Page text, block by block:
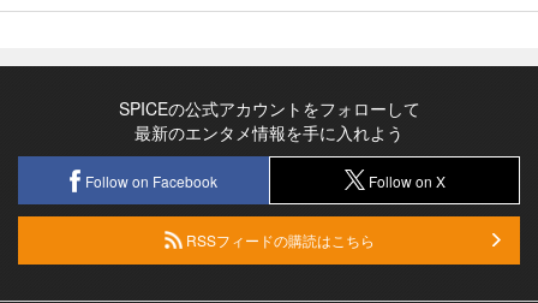
SPICEの公式アカウントをフォローして
最新のエンタメ情報を手に入れよう
Follow on Facebook Follow on X
RSSフィードの購読はこちら